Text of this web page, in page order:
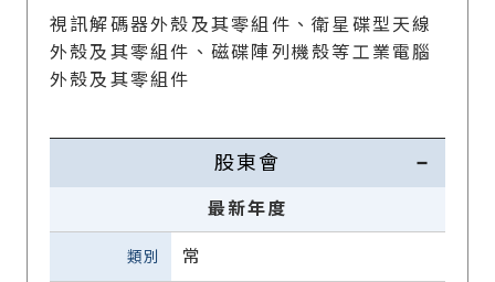
視訊解碼器外殼及其零組件、衛星碟型天線
外殼及其零組件、磁碟陣列機殼等工業電腦
外殼及其零組件
股東會
最新年度
常